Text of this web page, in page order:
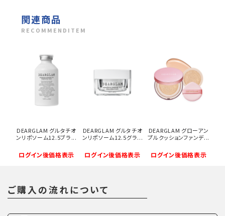
関連商品
RECOMMENDITEM
DEARGLAM グルタチオ
ンリポソーム12.5ブラ...
ログイン後価格表示
DEARGLAM グルタチオ
ンリポソーム12.5グラ...
ログイン後価格表示
DEARGLAM グローアン
プルクッションファンデ...
ログイン後価格表示
ご購入の流れについて